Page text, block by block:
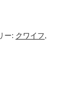
ー: クワイフ,